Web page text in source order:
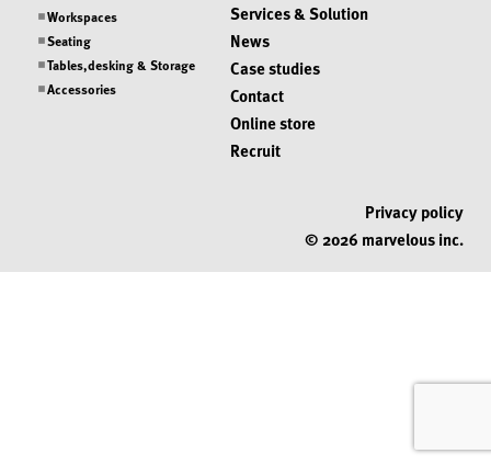
Workspaces
Seating
Tables,desking & Storage
Accessories
Services & Solution
News
Case studies
Contact
Online store
Recruit
Privacy policy
© 2026 marvelous inc.